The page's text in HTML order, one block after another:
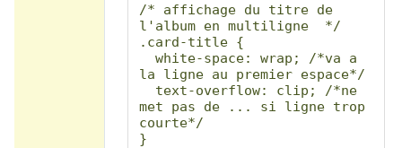
/* affichage du titre de
l'album en multiligne  */
.card-title {
la ligne au premier espace*/
met pas de ... si ligne trop
courte*/
}